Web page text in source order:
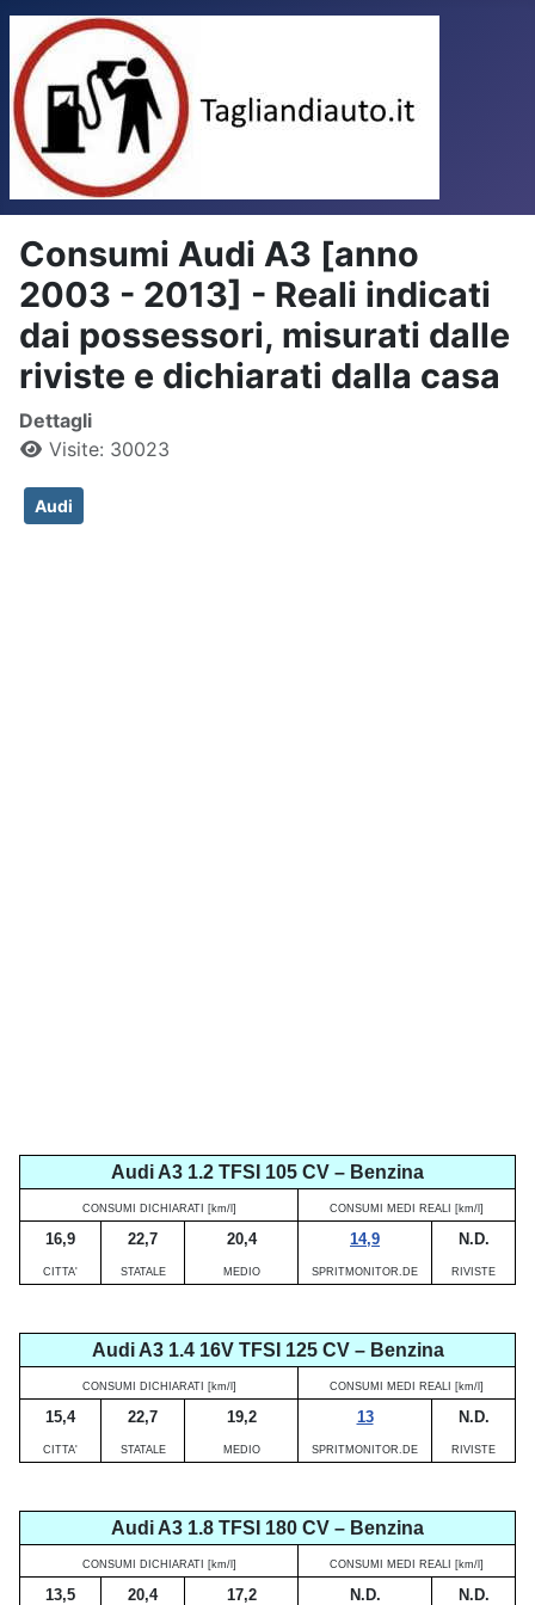
Consumi Audi A3 [anno
2003 - 2013] - Reali indicati
dai possessori, misurati dalle
riviste e dichiarati dalla casa
Dettagli
Visite: 30023
Audi
Audi A3 1.2 TFSI 105 CV – Benzina
CONSUMI DICHIARATI [km/l] CONSUMI MEDI REALI [km/l]
16,9 22,7 20,4 14,9 N.D.
CITTA' STATALE MEDIO SPRITMONITOR.DE RIVISTE
Audi A3 1.4 16V TFSI 125 CV – Benzina
CONSUMI DICHIARATI [km/l] CONSUMI MEDI REALI [km/l]
15,4 22,7 19,2 13 N.D.
CITTA' STATALE MEDIO SPRITMONITOR.DE RIVISTE
Audi A3 1.8 TFSI 180 CV – Benzina
CONSUMI DICHIARATI [km/l] CONSUMI MEDI REALI [km/l]
13,5 20,4 17,2 N.D. N.D.